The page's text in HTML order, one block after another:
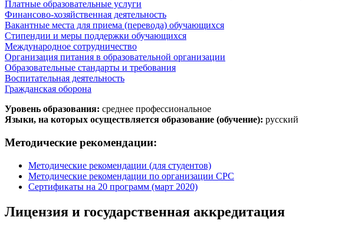
Платные образовательные услуги
Финансово-хозяйственная деятельность
Вакантные места для приема (перевода) обучающихся
Стипендии и меры поддержки обучающихся
Международное сотрудничество
Организация питания в образовательной организации
Образовательные стандарты и требования
Воспитательная деятельность
Гражданская оборона
Уровень образования: среднее профессиональное
Языки, на которых осуществляется образование (обучение): русский
Методические рекомендации:
Методические рекомендации (для студентов)
Методические рекомендации по организации СРС
Сертификаты на 20 программ (март 2020)
Лицензия и государственная аккредитация